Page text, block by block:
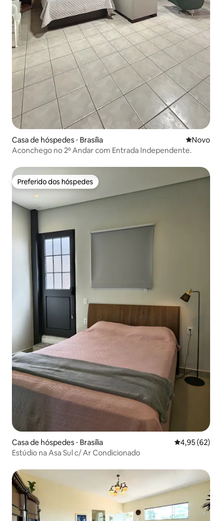
Casa de hóspedes ⋅ Brasília Novo
Novo
Aconchego no 2º Andar com Entrada Independente.
Preferido dos hóspedes
Preferido dos hóspedes
Casa de hóspedes ⋅ Brasília 4,95 de uma
4,95 (62)
Estúdio na Asa Sul c/ Ar Condicionado